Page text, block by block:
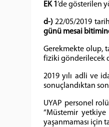
EK 1 ’de gösterilen
d-) 22/05/2019
günü mesai
Gerekmekte olup,
fiziki gönderilecek
2019 yılı adli ve
sonuçlandıktan
UYAP personel
“Müstemir yetkiye
yaşanmaması için